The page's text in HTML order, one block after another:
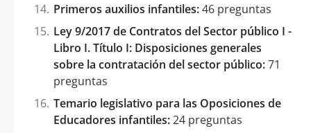
Primeros auxilios infantiles:46 preguntas
Ley 9/2017 de Contratos del Sector público I -
Libro I. Título I: Disposiciones generales
sobre la contratación del sector público:71
preguntas
Temario legislativo para las Oposiciones de
Educadores infantiles:24 preguntas